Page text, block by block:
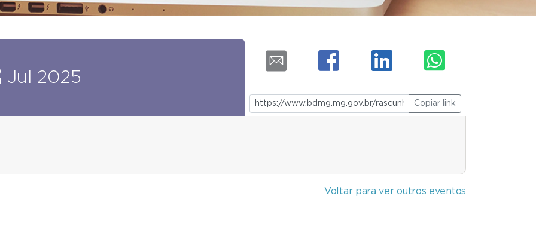
Jul 2025
Copiar link
Voltar para ver outros eventos